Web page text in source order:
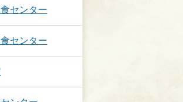
センター
センター